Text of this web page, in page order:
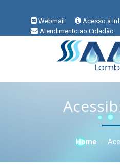
Webmail
Acesso à
Atendimento ao Cidadão
Perguntas Frequentes
Área do Servidor
Home